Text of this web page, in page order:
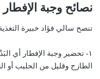
نصائح وجبة
تنصح سالي فؤاد خبيرة التغذية
١- تحضير وجبة الإفطار أي
الطازج وقليل من الحليب أو